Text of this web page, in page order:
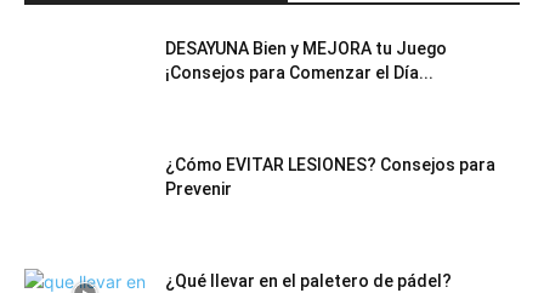
DESAYUNA Bien y MEJORA tu Juego
¡Consejos para Comenzar el Día...
¿Cómo EVITAR LESIONES? Consejos para
Prevenir
¿Qué llevar en el paletero de pádel?